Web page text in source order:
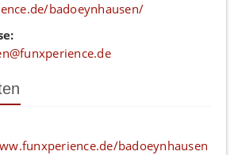
badoeynhausen/
badoeynhausen